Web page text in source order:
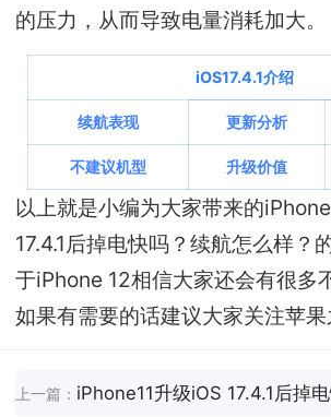
的压力，从而导致电量消耗加大。
iOS17.4.1介绍
续航表现 更新分析
不建议机型 升级价值
以上就是小编为大家带来的
17.4.1后掉电快吗？续航怎么样？
于iPhone 12相信大家还会有很多
如果有需要的话建议大家关注苹果
上一篇： iPhone11升级iOS 17.4.1后掉电